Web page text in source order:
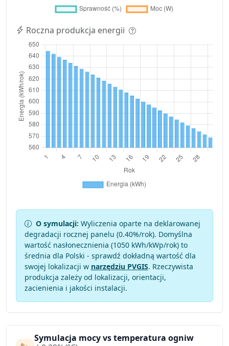
Roczna produkcja energii
O symulacji: Wyliczenia oparte na deklarowanej
degradacji rocznej panelu (0.40%/rok). Domyślna
wartość nasłonecznienia (1050 kWh/kWp/rok) to
średnia dla Polski - sprawdź dokładną wartość dla
swojej lokalizacji w narzędziu PVGIS. Rzeczywista
produkcja zależy od lokalizacji, orientacji,
zacienienia i jakości instalacji.
Symulacja mocy vs temperatura ogniw